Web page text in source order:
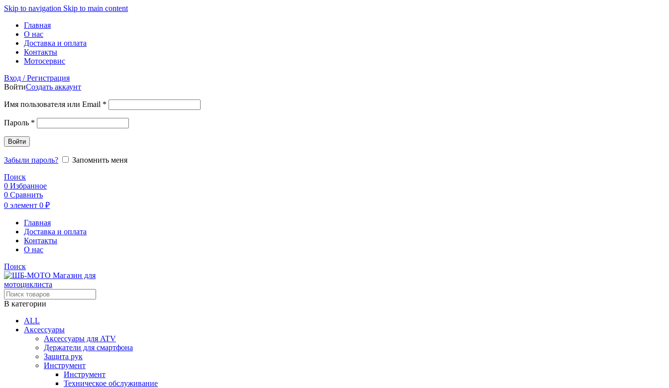
Skip to navigation Skip to main content
Главная
О нас
Доставка и оплата
Контакты
Мотосервис
Вход / Регистрация
ВойтиСоздать аккаунт
Имя пользователя или Email *
Пароль *
Войти
Забыли пароль?
Запомнить меня
Поиск
0 Избранное
0 Сравнить
0 элемент 0 ₽
Главная
Доставка и оплата
Контакты
О нас
Поиск
В категории
ALL
Аксессуары
Аксессуары для ATV
Держатели для смартфона
Защита рук
Инструмент
Инструмент
Техническое обслуживание